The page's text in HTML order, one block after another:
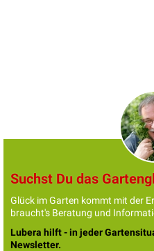
Suchst Du das
Glück im Garten kommt mit der
braucht's Beratung und
Lubera hilft - in jeder
Newsletter.